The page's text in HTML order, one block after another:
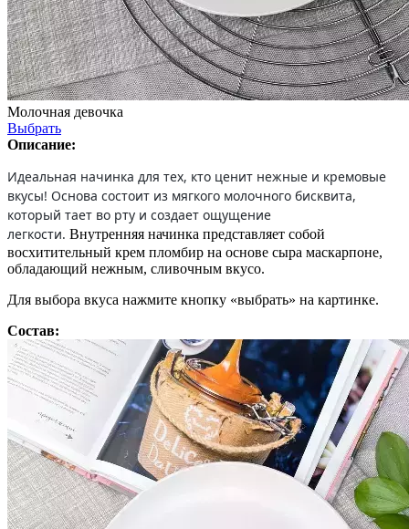
Молочная девочка
Выбрать
Описание:
Идеальная начинка для тех, кто ценит нежные и кремовые
вкусы! Основа состоит из мягкого молочного бисквита,
который тает во рту и создает ощущение
легкости. Внутренняя начинка представляет собой
восхитительный крем пломбир на основе сыра маскарпоне,
обладающий нежным, сливочным вкусо.
Для выбора вкуса нажмите кнопку «выбрать» на картинке.
Состав: